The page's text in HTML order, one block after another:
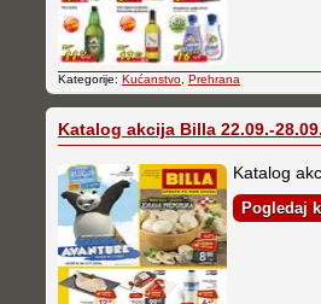
Kategorije: Kućanstvo Prehrana
Katalog akcija Billa 22.09.-
Katalog
Pogledaj